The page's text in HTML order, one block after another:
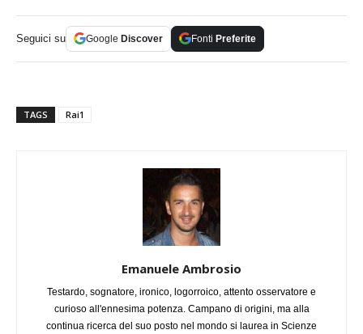
Seguici su Google Discover Fonti Preferite
TAGS Rai1
Emanuele Ambrosio
Testardo, sognatore, ironico, logorroico, attento osservatore e
curioso all'ennesima potenza. Campano di origini, ma alla
continua ricerca del suo posto nel mondo si laurea in Scienze